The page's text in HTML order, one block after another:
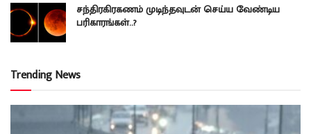
சந்திரகிரகணம் முடிந்தவுடன் செய்ய வேண்டிய
பரிகாரங்கள்..?
Trending News